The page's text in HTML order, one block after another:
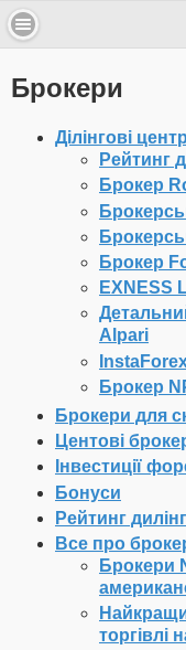
Брокери
Ділінгові
Рейтинг
Брокер
Брокер
EXNESS
Alpari
Брокер
Брокери для
Центові
Інвестиції
Бонуси
Рейтинг
Все про
Брокери
торгівлі